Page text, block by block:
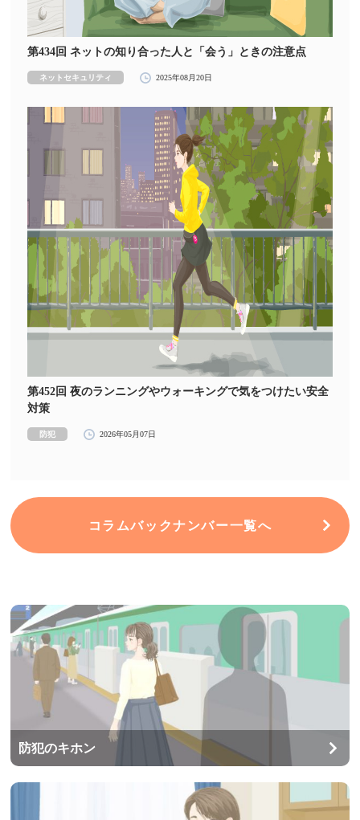
第434回 ネットの知り合った人と「会う」ときの注意点
ネットセキュリティ 2025年08月20日
第452回 夜のランニングやウォーキングで気をつけたい安全
対策
防犯 2026年05月07日
コラムバックナンバー一覧へ
防犯のキホン